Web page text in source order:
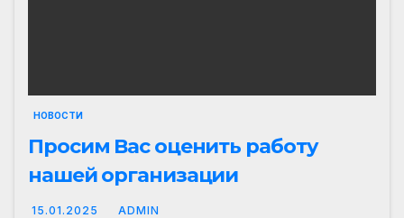
НОВОСТИ
Просим Вас оценить работу
нашей организации
15.01.2025 ADMIN